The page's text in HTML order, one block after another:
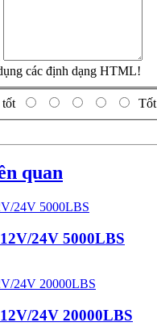
các định dạng HTML!
Tốt
quan
24V 5000LBS
24V 20000LBS